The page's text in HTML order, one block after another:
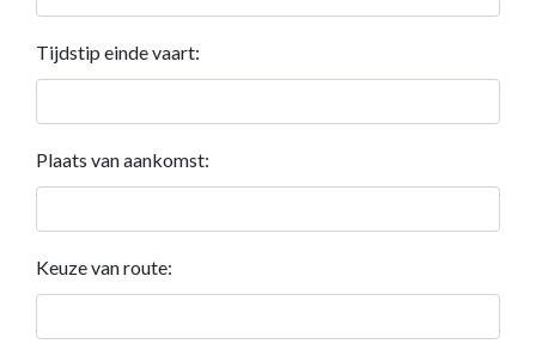
Tijdstip einde vaart:
Plaats van aankomst:
Keuze van route: